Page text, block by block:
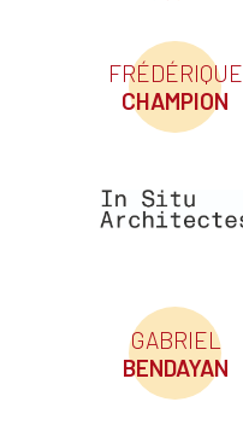
FRÉDÉRIQUE
CHAMPION
GABRIEL
BENDAYAN